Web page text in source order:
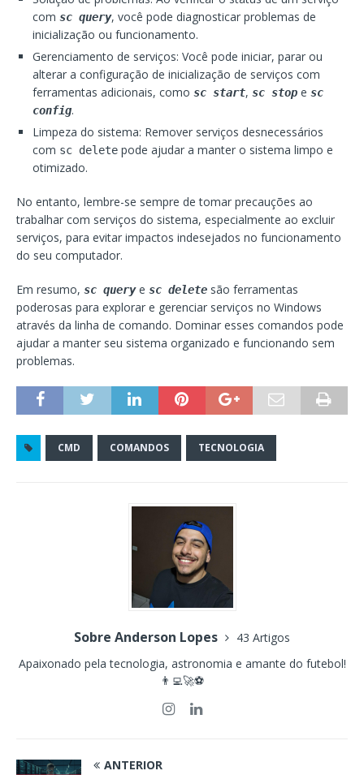
com sc query, você pode diagnosticar problemas de
inicialização ou funcionamento.
Gerenciamento de serviços: Você pode iniciar, parar ou
alterar a configuração de inicialização de serviços com
ferramentas adicionais, como sc start, sc stop e sc
config.
Limpeza do sistema: Remover serviços desnecessários
com sc delete pode ajudar a manter o sistema limpo e
otimizado.
No entanto, lembre-se sempre de tomar precauções ao
trabalhar com serviços do sistema, especialmente ao excluir
serviços, para evitar impactos indesejados no funcionamento
do seu computador.
Em resumo, sc querye sc delete são ferramentas
poderosas para explorar e gerenciar serviços no Windows
através da linha de comando. Dominar esses comandos pode
ajudar a manter seu sistema organizado e funcionando sem
problemas.
CMD COMANDOS TECNOLOGIA
Sobre Anderson Lopes
43 Artigos
Apaixonado pela tecnologia, astronomia e amante do futebol!
👨‍💻🚀⚽
ANTERIOR